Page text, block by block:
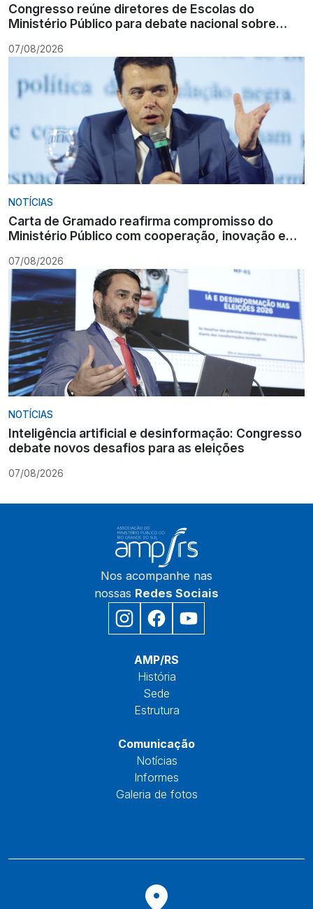
Congresso reúne diretores de Escolas do
Ministério Público para debate nacional sobre
07/08/2026
NOTÍCIAS
Carta de Gramado reafirma compromisso do
Ministério Público com cooperação, inovação e
07/08/2026
NOTÍCIAS
Inteligência artificial e desinformação: Congresso
debate novos desafios para as eleições
07/08/2026
Nos acompanhe nas
nossas Redes Sociais
AMP/RS
História
Sede
Estrutura
Comunicação
Notícias
Informes
Galeria de fotos